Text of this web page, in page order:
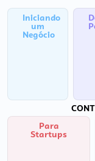
Iniciando
um
Negócio
Para
Startups